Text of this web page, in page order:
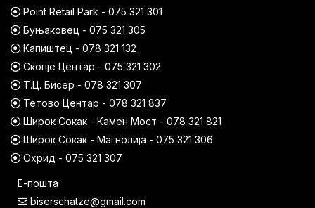
Point Retail Park - 075 321 301
Буњаковец - 075 321 305
Капиштец - 078 321 132
Скопје Центар - 075 321 302
Т.Ц. Бисер - 078 321 307
Тетово Центар - 078 321 837
Широк Сокак - Камен Мост - 078 321 821
Широк Сокак - Магнолија - 075 321 306
Охрид - 075 321 307
Е-пошта
biserschatze@gmail.com